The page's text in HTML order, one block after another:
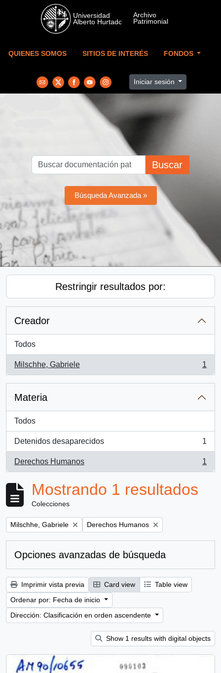
Skip to main content
QUIENES SOMOS SITIOS DE INTERÉS FONDOS
Iniciar sesión
Buscar
Búsqueda Avanzada »
Restringir resultados por:
Creador
Todos
Milschhe, Gabriele
, 1 resultados
1
Materia
Todos
Detenidos desaparecidos
, 1 resultados
1
Derechos Humanos
, 1 resultados
1
Mostrando 1 resultados
Colecciones
Remove filter:
Milschhe, Gabriele Remove filter:
Derechos Humanos
Opciones avanzadas de búsqueda
Imprimir vista previa Card view
Table view
Ordenar por: Fecha de inicio
Dirección: Clasificación en orden ascendente
Show 1 results with digital objects